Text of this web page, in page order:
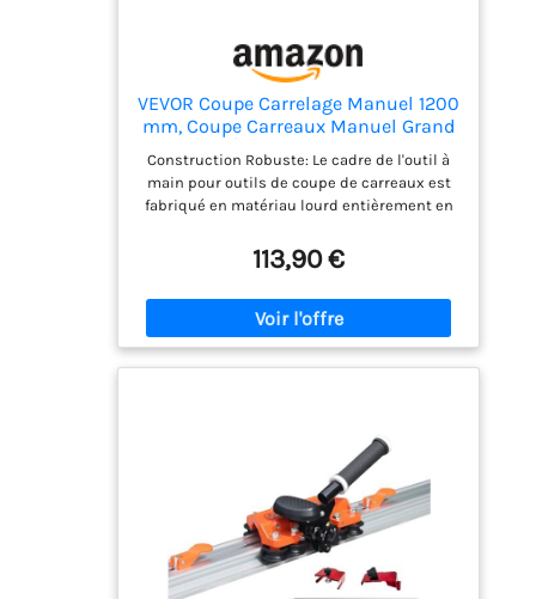
VEVOR Coupe Carrelage Manuel 1200
mm, Coupe Carreaux Manuel Grand
Format, Épaisseur 6-15 mm pour
Céramique, Porcelaine, Carreaux
Polis, Guidage Laser, Structure en
Acier, Molette Carbure de Tungstène
Construction Robuste: Le cadre de l'outil à
main pour outils de coupe de carreaux est
fabriqué en matériau lourd entièrement en
solide rend le travail de coupe plus précis et
adapté à une utilisation à long terme. Tête de
Machine Coulissante Améliorée: Avec une
fonction de ressort améliorée, 27 roulements
à billes et un bidon d'huile intégré, la tête
coulissante assure une coupe plus fluide,
dur assure des coupes lisses, précises et
propres. Max. Largeur de coupe 1200 mm.
Max. Épaisseur de coupe : 6 - 15 mm. Nous en
fournissons surtout un supplémentaire
gratuitement. Découpe de Positionnement
de Précision: La fonction de positionnement
infrarouge laser récemment améliorée peut
113,90 €